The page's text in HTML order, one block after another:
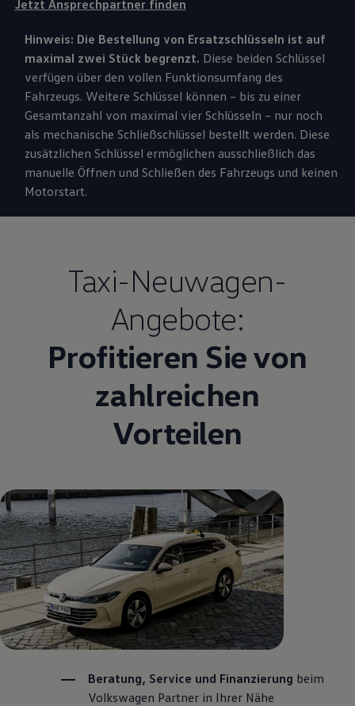
Jetzt Ansprechpartner finden
Hinweis: Die Bestellung von Ersatzschlüsseln ist auf
maximal zwei Stück begrenzt. Diese beiden Schlüssel
verfügen über den vollen Funktionsumfang des
Fahrzeugs. Weitere Schlüssel können – bis zu einer
Gesamtanzahl von maximal vier Schlüsseln – nur noch
als mechanische Schließschlüssel bestellt werden. Diese
zusätzlichen Schlüssel ermöglichen ausschließlich das
manuelle Öffnen und Schließen des Fahrzeugs und keinen
Motorstart.
Taxi-Neuwagen-
Angebote:
Profitieren Sie von
zahlreichen
Vorteilen
Beratung, Service und Finanzierung beim
Volkswagen Partner in Ihrer Nähe